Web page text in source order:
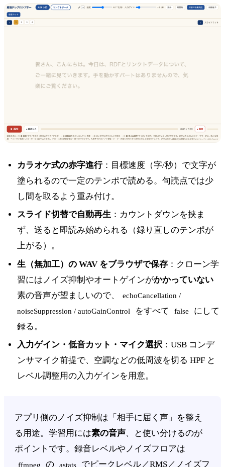
カラオケ式の赤字進行：目標速度（字/秒）で文字が
塗られるので一定のテンポで読める。句読点では少
し間を取るよう重み付け。
スライド切替で自動再生：カウントダウンを挟ま
ず、送ると即読み始められる（録り直しのテンポが
上がる）。
生（無加工）の WAV をブラウザで保存：クローン学
習にはノイズ抑制やオートゲインがかかっていない
素の音声が望ましいので、
echoCancellation /
noiseSuppression / autoGainControl
をすべて false
にして
録る。
入力ゲイン・低音カット・マイク選択 ：USB コンデ
ンサマイク前提で、空調などの低周波を切る HPF と
レベル調整用の入力ゲインを用意。
アプリ側のノイズ抑制は「相手に届く声」を整え
る用途。学習用には素の音声、と使い分けるのが
ポイントです。録音レベルやノイズフロアは
ffmpeg の astats
でピークレベル／RMS／ノイズフ